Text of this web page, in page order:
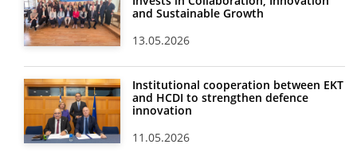
and Sustainable Growth
13.05.2026
Institutional cooperation between EKT
and HCDI to strengthen defence
innovation
11.05.2026